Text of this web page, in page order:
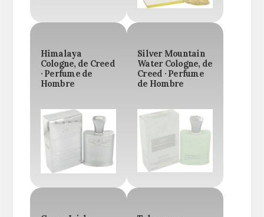
Himalaya
Cologne, de Creed
· Perfume de
Hombre
Silver Mountain
Water Cologne, de
Creed · Perfume
de Hombre